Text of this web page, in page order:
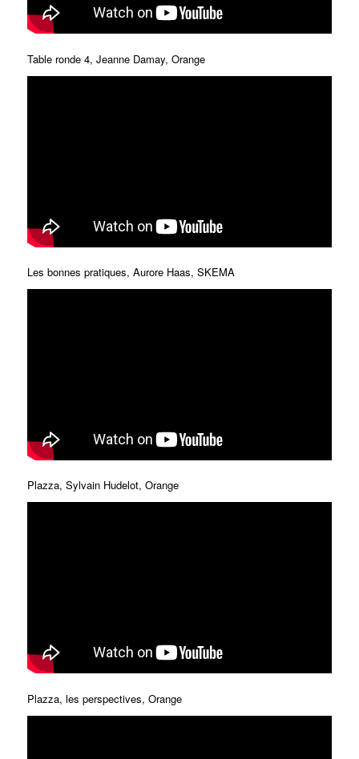
Table ronde 4, Jeanne Damay, Orange
Les bonnes pratiques, Aurore Haas, SKEMA
Plazza, Sylvain Hudelot, Orange
Plazza, les perspectives, Orange